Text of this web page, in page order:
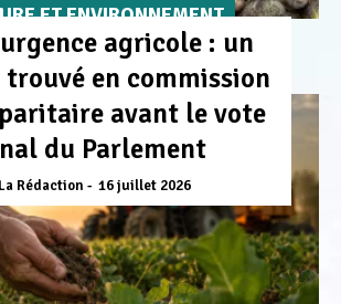
ET ENVIRONNEMENT
agricole : un
en commission
avant le vote
du Parlement
La Rédaction 16 juillet 2026